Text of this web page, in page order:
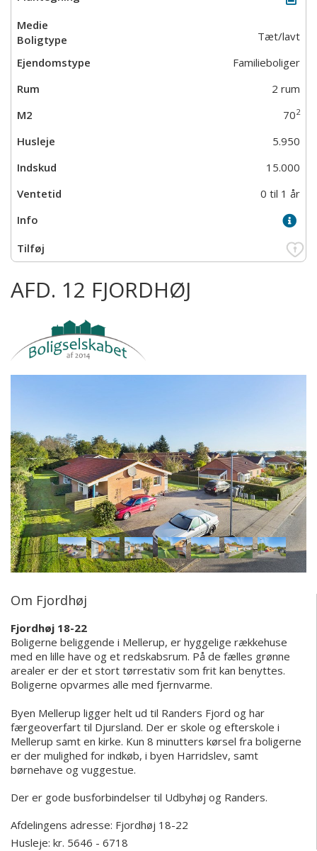
Tæt/lavt
Familieboliger
2 rum
702
5.950
15.000
0 til 1 år
AFD. 12 FJORDHØJ
Om Fjordhøj
Fjordhøj 18-22
Boligerne beliggende i Mellerup, er hyggelige rækkehuse
med en lille have og et redskabsrum. På de fælles grønne
arealer er der et stort tørrestativ som frit kan benyttes.
Boligerne opvarmes alle med fjernvarme.
Byen Mellerup ligger helt ud til Randers Fjord og har
færgeoverfart til Djursland. Der er skole og efterskole i
Mellerup samt en kirke. Kun 8 minutters kørsel fra boligerne
er der mulighed for indkøb, i byen Harridslev, samt
børnehave og vuggestue.
Der er gode busforbindelser til Udbyhøj og Randers.
Afdelingens adresse: Fjordhøj 18-22
Husleje: kr. 5646 - 6718